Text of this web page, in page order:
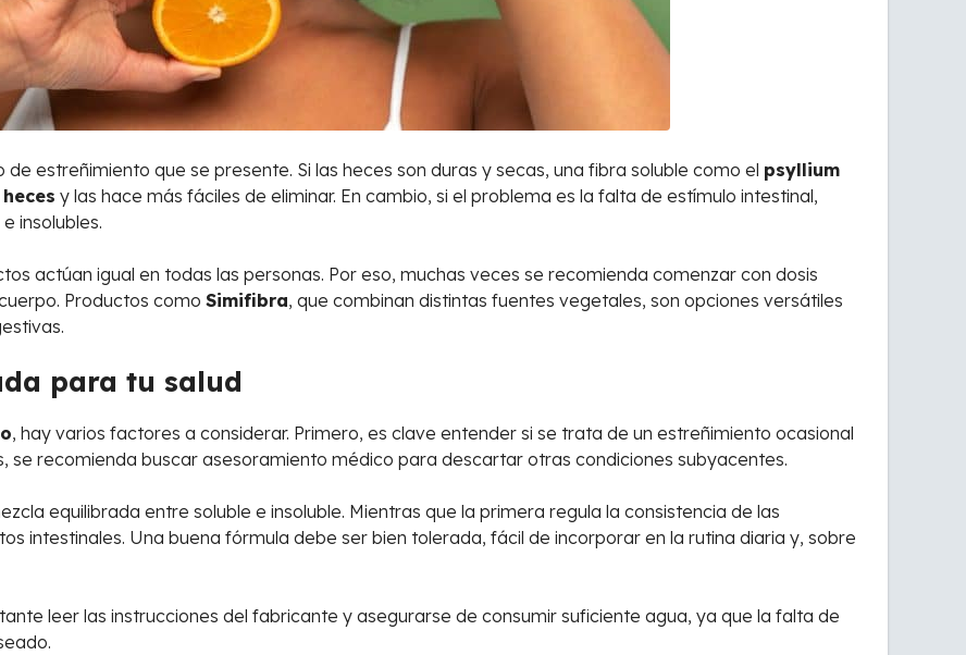
estreñimiento que se presente. Si las heces son duras y secas, una fibra soluble como el psyllium
y las hace más fáciles de eliminar. En cambio, si el problema es la falta de estímulo intestinal,
insolubles.
actúan igual en todas las personas. Por eso, muchas veces se recomienda comenzar con dosis
Productos como Simifibra, que combinan distintas fuentes vegetales, son opciones versátiles
para tu salud
, hay varios factores a considerar. Primero, es clave entender si se trata de un estreñimiento ocasional
se recomienda buscar asesoramiento médico para descartar otras condiciones subyacentes.
equilibrada entre soluble e insoluble. Mientras que la primera regula la consistencia de las
intestinales. Una buena fórmula debe ser bien tolerada, fácil de incorporar en la rutina diaria y, sobre
leer las instrucciones del fabricante y asegurarse de consumir suficiente agua, ya que la falta de